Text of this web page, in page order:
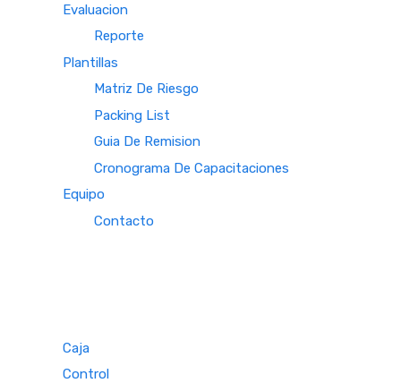
Evaluacion
Reporte
Plantillas
Matriz De Riesgo
Packing List
Guia De Remision
Cronograma De Capacitaciones
Equipo
Contacto
Caja
Control